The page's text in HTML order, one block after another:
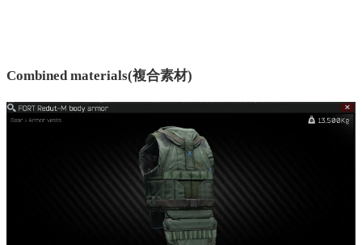
Combined materials(複合素材)